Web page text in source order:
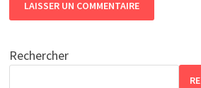
Rechercher